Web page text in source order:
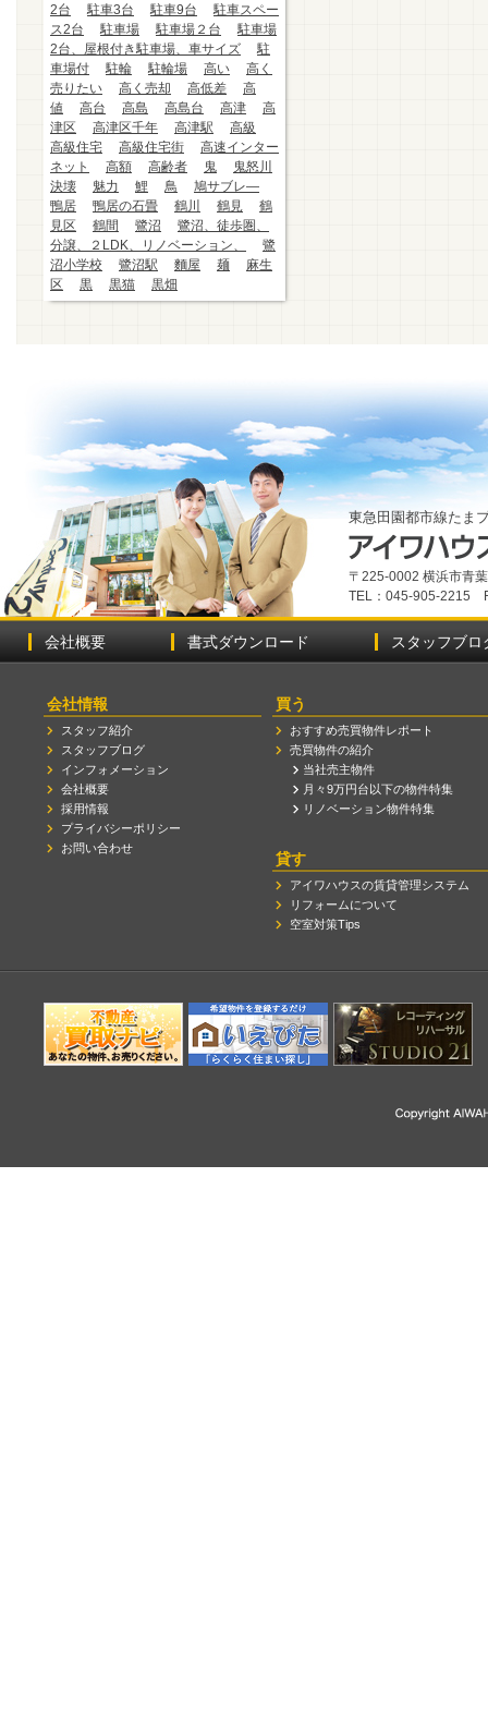
2台
駐車3台 駐車9台
駐車スペー
ス2台
駐車場 駐車場２台
駐車場
2台、屋根付き駐車場、車サイズ
駐
車場付
駐輪 駐輪場 高い
高く
売りたい
高く売却 高低差
高
値
高台 高島 高島台 高津
高
津区
高津区千年 高津駅
高級
高級住宅
高級住宅街
高速インター
ネット
高額 高齢者 鬼
鬼怒川
決壊
魅力 鯉 鳥
鳩サブレ―
鴨居
鴨居の石畳 鶴川 鶴見
鶴
見区
鶴間 鷺沼
鷺沼、徒歩圏、
分譲、２LDK、リノベーション、
鷺
沼小学校
鷺沼駅 麵屋 麺
麻生
区
黒 黒猫 黒畑
東急田園都市線たま
〒225-0002 横浜市青
TEL：045-905-2215
会社概要 書式ダウンロード スタッフブロ
会社情報
スタッフ紹介
スタッフブログ
インフォメーション
会社概要
採用情報
プライバシーポリシー
お問い合わせ
買う
おすすめ売買物件レポート
売買物件の紹介
当社売主物件
月々9万円台以下の物件特集
リノベーション物件特集
貸す
アイワハウスの賃貸管理システム
リフォームについて
空室対策Tips